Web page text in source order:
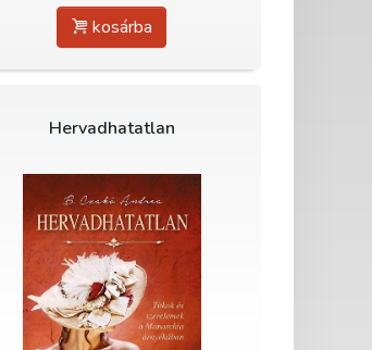
kosárba
Hervadhatatlan